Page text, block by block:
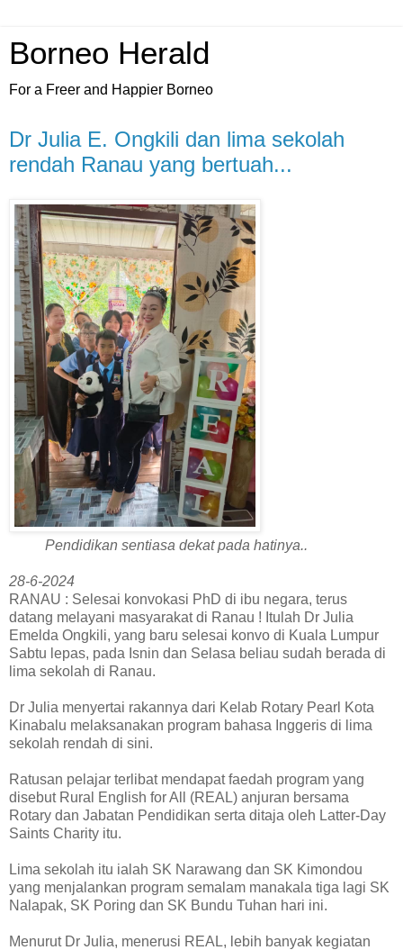
Borneo Herald
For a Freer and Happier Borneo
Dr Julia E. Ongkili dan lima sekolah
rendah Ranau yang bertuah...
Pendidikan sentiasa dekat pada hatinya..
28-6-2024
RANAU : Selesai konvokasi PhD di ibu negara, terus
datang melayani masyarakat di Ranau ! Itulah Dr Julia
Emelda Ongkili, yang baru selesai konvo di Kuala Lumpur
Sabtu lepas, pada Isnin dan Selasa beliau sudah berada di
lima sekolah di Ranau.
Dr Julia menyertai rakannya dari Kelab Rotary Pearl Kota
Kinabalu melaksanakan program bahasa Inggeris di lima
sekolah rendah di sini.
Ratusan pelajar terlibat mendapat faedah program yang
disebut Rural English for All (REAL) anjuran bersama
Rotary dan Jabatan Pendidikan serta ditaja oleh Latter-Day
Saints Charity itu.
Lima sekolah itu ialah SK Narawang dan SK Kimondou
yang menjalankan program semalam manakala tiga lagi SK
Nalapak, SK Poring dan SK Bundu Tuhan hari ini.
Menurut Dr Julia, menerusi REAL, lebih banyak kegiatan